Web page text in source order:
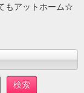
もアットホーム☆